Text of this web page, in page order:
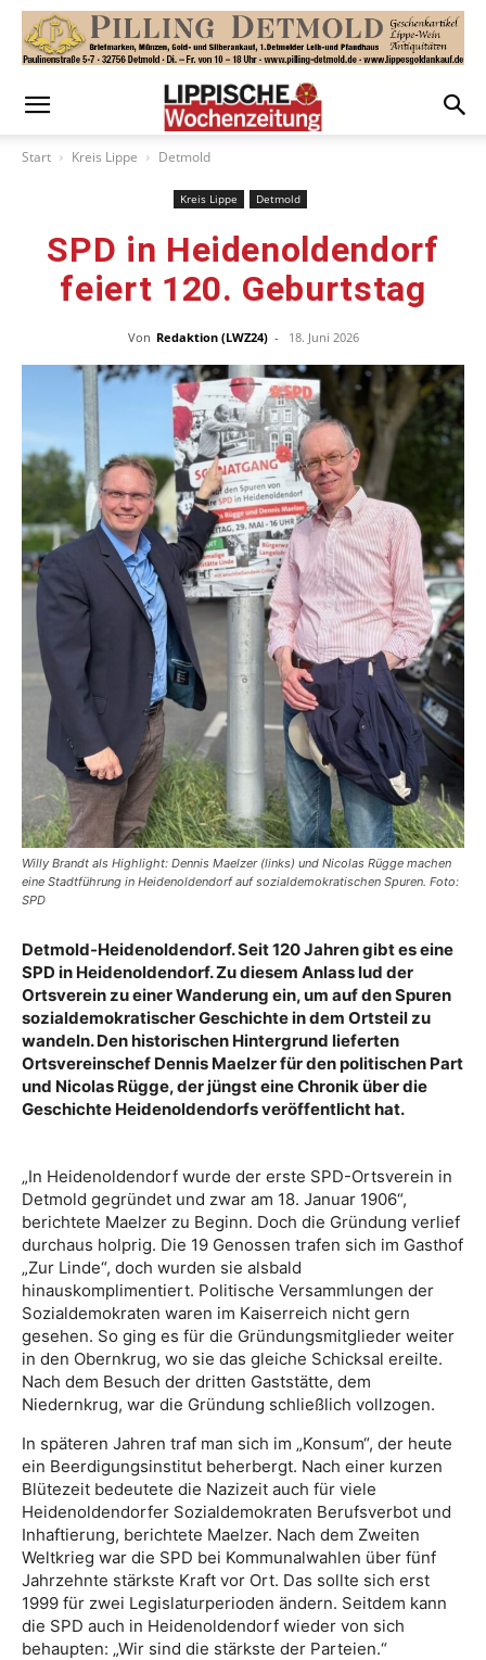
Start Kreis Lippe Detmold
Kreis Lippe Detmold
SPD in Heidenoldendorf
feiert 120. Geburtstag
Von Redaktion (LWZ24) - 18. Juni 2026
Willy Brandt als Highlight: Dennis Maelzer (links) und Nicolas Rügge machen
eine Stadtführung in Heidenoldendorf auf sozialdemokratischen Spuren. Foto:
SPD
Detmold-Heidenoldendorf. Seit 120 Jahren gibt es eine
SPD in Heidenoldendorf. Zu diesem Anlass lud der
Ortsverein zu einer Wanderung ein, um auf den Spuren
sozialdemokratischer Geschichte in dem Ortsteil zu
wandeln. Den historischen Hintergrund lieferten
Ortsvereinschef Dennis Maelzer für den politischen Part
und Nicolas Rügge, der jüngst eine Chronik über die
Geschichte Heidenoldendorfs veröffentlicht hat.
„In Heidenoldendorf wurde der erste SPD-Ortsverein in
Detmold gegründet und zwar am 18. Januar 1906“,
berichtete Maelzer zu Beginn. Doch die Gründung verlief
durchaus holprig. Die 19 Genossen trafen sich im Gasthof
„Zur Linde“, doch wurden sie alsbald
hinauskomplimentiert. Politische Versammlungen der
Sozialdemokraten waren im Kaiserreich nicht gern
gesehen. So ging es für die Gründungsmitglieder weiter
in den Obernkrug, wo sie das gleiche Schicksal ereilte.
Nach dem Besuch der dritten Gaststätte, dem
Niedernkrug, war die Gründung schließlich vollzogen.
In späteren Jahren traf man sich im „Konsum“, der heute
ein Beerdigungsinstitut beherbergt. Nach einer kurzen
Blütezeit bedeutete die Nazizeit auch für viele
Heidenoldendorfer Sozialdemokraten Berufsverbot und
Inhaftierung, berichtete Maelzer. Nach dem Zweiten
Weltkrieg war die SPD bei Kommunalwahlen über fünf
Jahrzehnte stärkste Kraft vor Ort. Das sollte sich erst
1999 für zwei Legislaturperioden ändern. Seitdem kann
die SPD auch in Heidenoldendorf wieder von sich
behaupten: „Wir sind die stärkste der Parteien.“